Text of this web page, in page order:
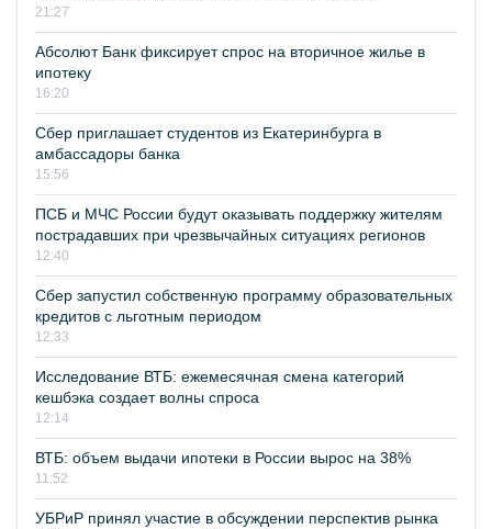
21:27
Абсолют Банк фиксирует спрос на вторичное жилье в
ипотеку
16:20
Сбер приглашает студентов из Екатеринбурга в
амбассадоры банка
15:56
ПСБ и МЧС России будут оказывать поддержку жителям
пострадавших при чрезвычайных ситуациях регионов
12:40
Сбер запустил собственную программу образовательных
кредитов с льготным периодом
12:33
Исследование ВТБ: ежемесячная смена категорий
кешбэка создает волны спроса
12:14
ВТБ: объем выдачи ипотеки в России вырос на 38%
11:52
УБРиР принял участие в обсуждении перспектив рынка